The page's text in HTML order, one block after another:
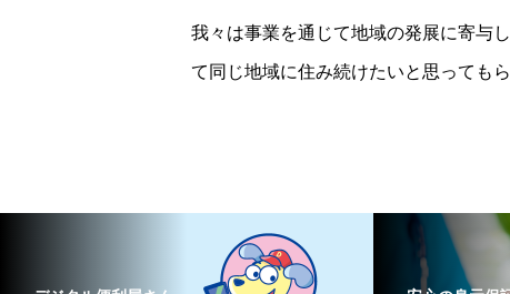
我々は事業を通じて地域の発展に寄与
て同じ地域に住み続けたいと思っても